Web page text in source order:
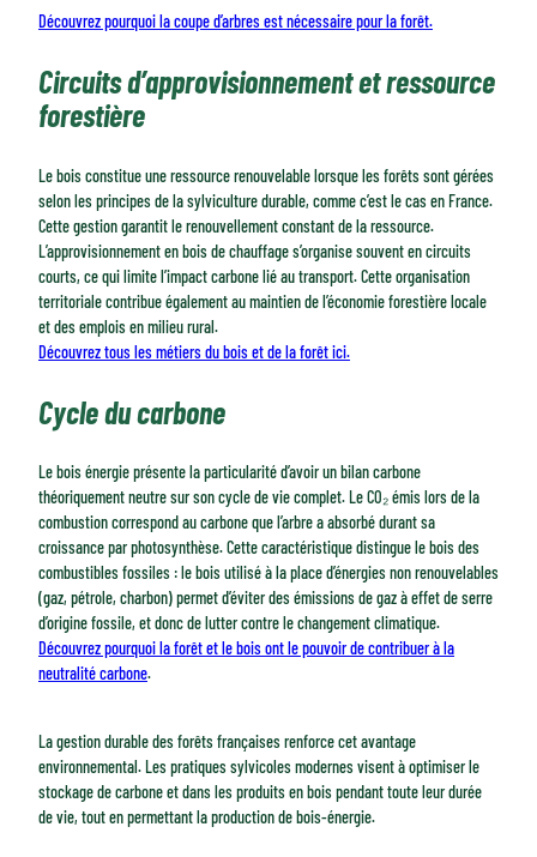
Découvrez pourquoi la coupe d’arbres est nécessaire pour la forêt.
Circuits d’approvisionnement et ressource
forestière
Le bois constitue une ressource renouvelable lorsque les forêts sont gérées
selon les principes de la sylviculture durable, comme c’est le cas en France.
Cette gestion garantit le renouvellement constant de la ressource.
L’approvisionnement en bois de chauffage s’organise souvent en circuits
courts, ce qui limite l’impact carbone lié au transport. Cette organisation
territoriale contribue également au maintien de l’économie forestière locale
et des emplois en milieu rural.
Découvrez tous les métiers du bois et de la forêt ici.
Cycle du carbone
Le bois énergie présente la particularité d’avoir un bilan carbone
théoriquement neutre sur son cycle de vie complet. Le CO₂ émis lors de la
combustion correspond au carbone que l’arbre a absorbé durant sa
croissance par photosynthèse. Cette caractéristique distingue le bois des
combustibles fossiles : le bois utilisé à la place d’énergies non renouvelables
(gaz, pétrole, charbon) permet d’éviter des émissions de gaz à effet de serre
d’origine fossile, et donc de lutter contre le changement climatique.
Découvrez pourquoi la forêt et le bois ont le pouvoir de contribuer à la
neutralité carbone.
La gestion durable des forêts françaises renforce cet avantage
environnemental. Les pratiques sylvicoles modernes visent à optimiser le
stockage de carbone et dans les produits en bois pendant toute leur durée
de vie, tout en permettant la production de bois-énergie.